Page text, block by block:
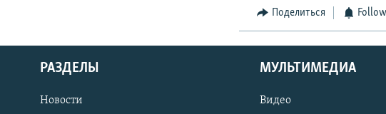
Поделиться
РАЗДЕЛЫ
Новости
МУЛЬТИМЕДИА
Видео